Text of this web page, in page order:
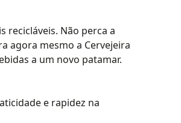
recicláveis. Não perca a
agora mesmo a Cervejeira
a um novo patamar.
e rapidez na